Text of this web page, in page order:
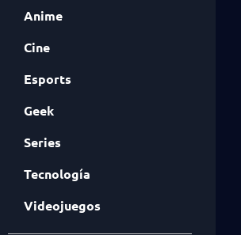
Anime
Cine
Esports
Geek
Series
Tecnología
Videojuegos